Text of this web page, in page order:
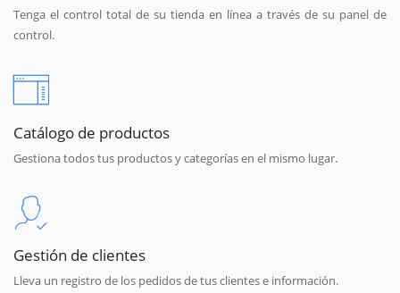
Tenga el control total de su tienda en línea a través de su panel de
control.
Catálogo de productos
Gestiona todos tus productos y categorías en el mismo lugar.
Gestión de clientes
Lleva un registro de los pedidos de tus clientes e información.